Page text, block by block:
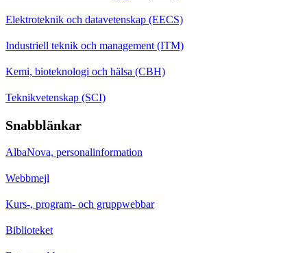
Elektroteknik och datavetenskap (EECS)
Industriell teknik och management (ITM)
Kemi, bioteknologi och hälsa (CBH)
Teknikvetenskap (SCI)
Snabblänkar
AlbaNova, personalinformation
Webbmejl
Kurs-, program- och gruppwebbar
Biblioteket